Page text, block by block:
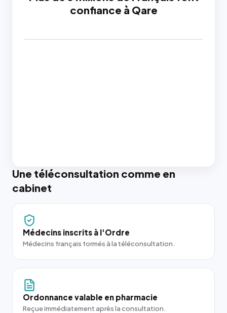
confiance à Qare
Une téléconsultation comme en
cabinet
Médecins inscrits à l'Ordre
Médecins français formés à la téléconsultation.
Ordonnance valable en pharmacie
Reçue immédiatement après la consultation.